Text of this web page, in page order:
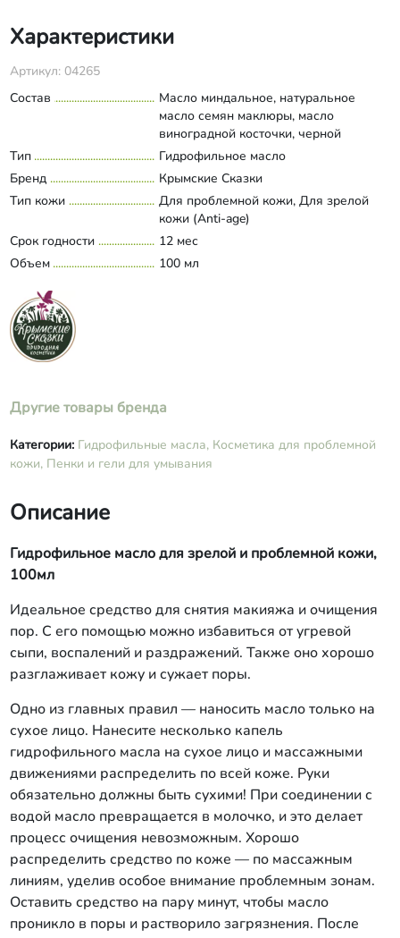
Характеристики
Артикул: 04265
Состав
Масло миндальное, натуральное
масло семян маклюры, масло
виноградной косточки, черной
смородины, масло рыжиковое,
полисорбат-80, витамин Е, экстракт
ванили, комплекс витаминов А, E, F и
фосфолипидов, эфирное масло
розового дерева.
Развернуть состав
Тип
Гидрофильное масло
Бренд
Крымские Сказки
Тип кожи
Для проблемной кожи, Для зрелой
кожи (Anti-age)
Срок годности
12 мес
Объем
100 мл
Другие товары бренда
Категории: Гидрофильные масла, Косметика для проблемной
кожи, Пенки и гели для умывания
Описание
Гидрофильное масло для зрелой и проблемной кожи,
100мл
Идеальное средство для снятия макияжа и очищения
пор. С его помощью можно избавиться от угревой
сыпи, воспалений и раздражений. Также оно хорошо
разглаживает кожу и сужает поры.
Одно из главных правил — наносить масло только на
сухое лицо. Нанесите несколько капель
гидрофильного масла на сухое лицо и массажными
движениями распределить по всей коже. Руки
обязательно должны быть сухими! При соединении с
водой масло превращается в молочко, и это делает
процесс очищения невозможным. Хорошо
распределить средство по коже — по массажным
линиям, уделив особое внимание проблемным зонам.
Оставить средство на пару минут, чтобы масло
проникло в поры и растворило загрязнения. После